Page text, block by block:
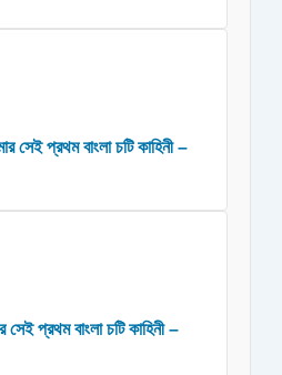
সেই প্রথম বাংলা চটি কাহিনী –
প্রথম বাংলা চটি কাহিনী –